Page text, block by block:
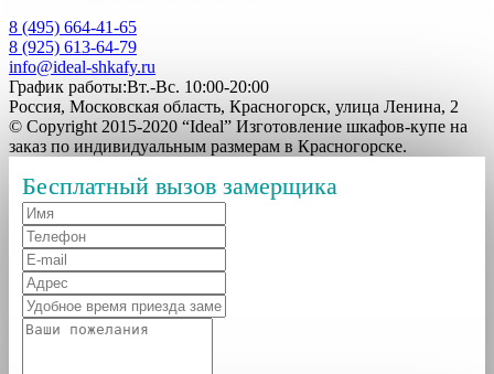
8 (495) 664-41-65
8 (925) 613-64-79
info@ideal-shkafy.ru
График работы:Вт.-Вс. 10:00-20:00
Россия, Московская область, Красногорск, улица Ленина, 2
© Copyright 2015-2020 “Ideal” Изготовление шкафов-купе на
заказ по индивидуальным размерам в Красногорске.
Бесплатный вызов замерщика